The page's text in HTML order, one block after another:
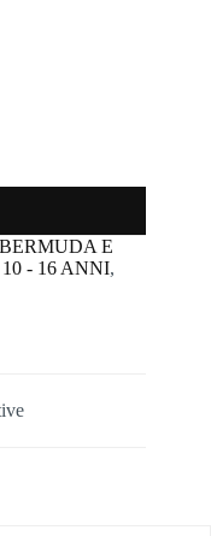
E
- 16 ANNI,